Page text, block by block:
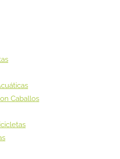
Caballos